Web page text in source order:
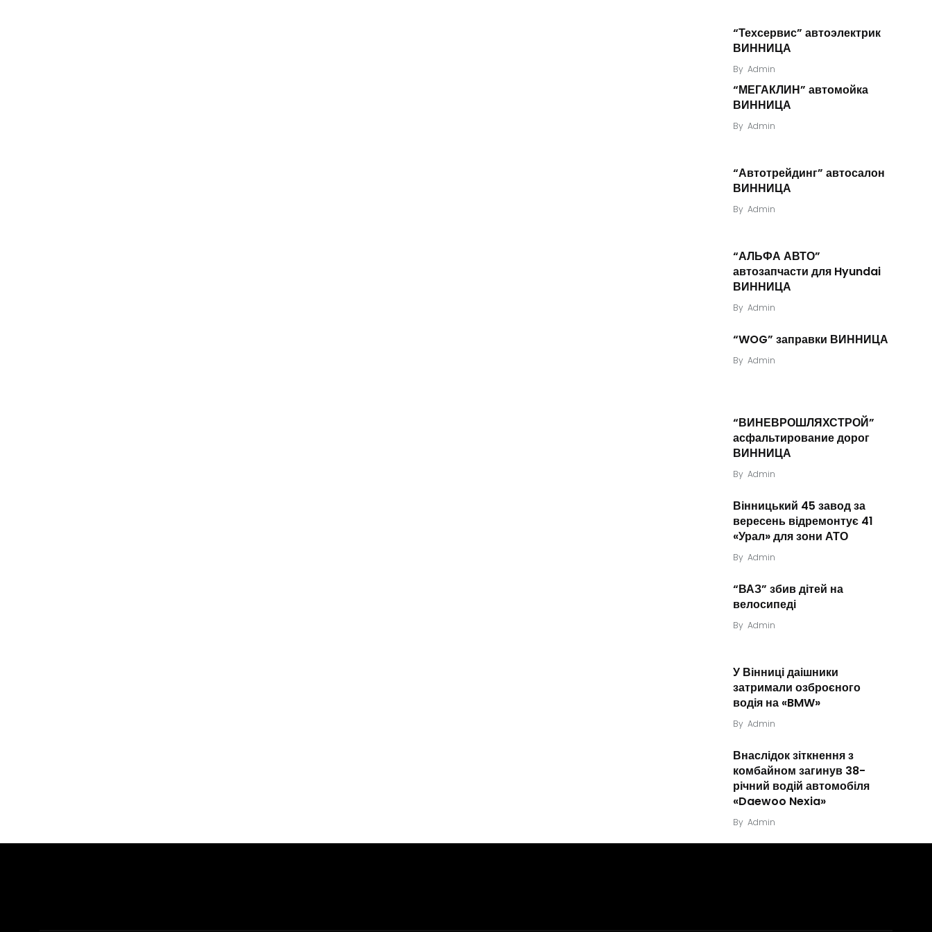
“Техсервис” автоэлектрик
ВИННИЦА
By Admin
“МЕГАКЛИН” автомойка
ВИННИЦА
By Admin
“Автотрейдинг” автосалон
ВИННИЦА
By Admin
“АЛЬФА АВТО”
автозапчасти для Hyundai
ВИННИЦА
By Admin
“WOG” заправки ВИННИЦА
By Admin
“ВИНЕВРОШЛЯХСТРОЙ”
асфальтирование дорог
ВИННИЦА
By Admin
Вінницький 45 завод за
вересень відремонтує 41
«Урал» для зони АТО
By Admin
“ВАЗ” збив дітей на
велосипеді
By Admin
У Вінниці даішники
затримали озброєного
водія на «BMW»
By Admin
Внаслідок зіткнення з
комбайном загинув 38-
річний водій автомобіля
«Daewoo Nexia»
By Admin